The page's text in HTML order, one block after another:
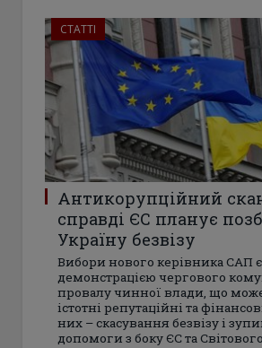
СТАТТІ
Антикорупційний
справді ЄС планує
Україну безвізу
Вибори нового керівника САП є
демонстрацією чергового
провалу чинної влади, що
істотні репутаційні та
них – скасування безвізу і
допомоги з боку ЄС та